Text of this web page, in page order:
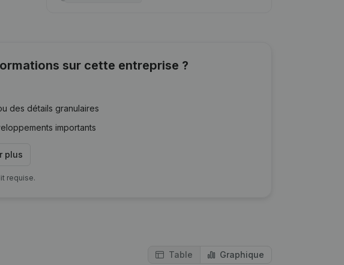
sur cette entreprise ?
des détails granulaires
importants
plus
requise.
Table Graphique